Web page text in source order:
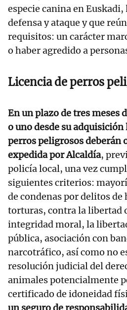
especie canina en
defensa y ataque y que
requisitos: un carácter
o haber agredido a
Licencia de perros
En un plazo de tres meses
o uno desde su
perros peligrosos deberán
expedida por Alcaldía,
policía local, una vez
siguientes criterios:
de condenas por delitos
torturas, contra la libertad
integridad moral, la
pública, asociación con
narcotráfico, así como no
resolución judicial del
animales potencialmente
certificado de idoneidad